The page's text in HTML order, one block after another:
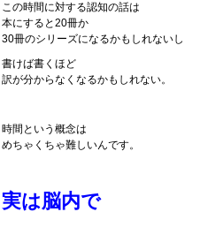
この時間に対する認知の話は
本にすると20冊か
30冊のシリーズになるかもしれないし
書けば書くほど
訳が分からなくなるかもしれない。
時間という概念は
めちゃくちゃ難しいんです。
実は脳内で